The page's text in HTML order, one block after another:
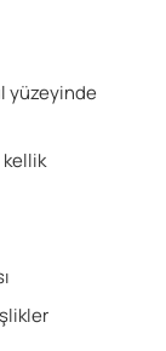
yüzeyinde